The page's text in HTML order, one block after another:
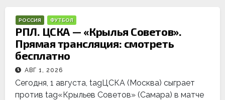
РОССИЯ ФУТБОЛ
РПЛ. ЦСКА — «Крылья Советов».
Прямая трансляция: смотреть
бесплатно
АВГ 1, 2026
Сегодня, 1 августа, tagЦСКА (Москва) сыграет
против tag«Крыльев Советов» (Самара) в матче